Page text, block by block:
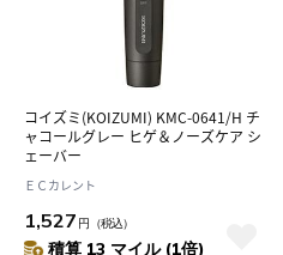
コイズミ(KOIZUMI) KMC-0641/H チ
ャコールグレー ヒゲ＆ノーズケア シ
ェーバー
ＥＣカレント
1,527 円 （税込）
積算 13 マイル (1倍)